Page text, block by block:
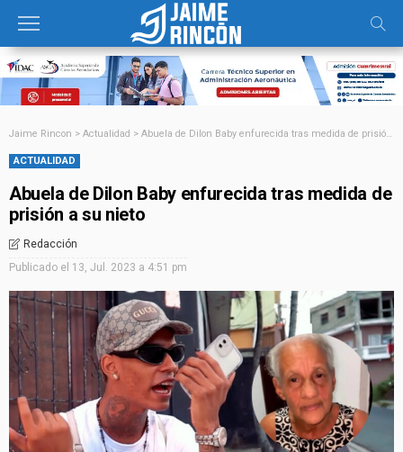
Jaime Rincon > Actualidad > Abuela de Dilon Baby enfurecida tras medida de prisión a su nieto
ACTUALIDAD
Abuela de Dilon Baby enfurecida tras medida de
prisión a su nieto
Redacción
Publicado el 13, Jul. 2023 a 4:51 pm